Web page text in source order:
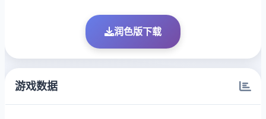
润色版下载
游戏数据